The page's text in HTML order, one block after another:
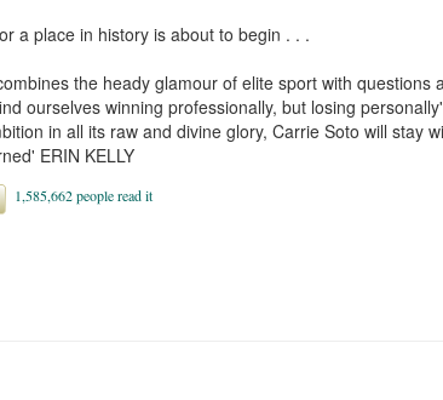
a place in history is about to begin . . .
the heady glamour of elite sport with questions
ourselves winning professionally, but losing
in all its raw and divine glory, Carrie Soto will stay
ERIN KELLY